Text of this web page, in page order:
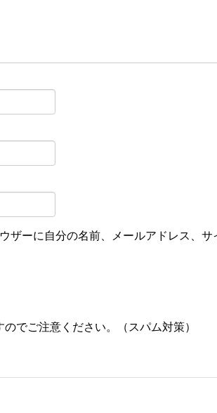
ザーに自分の名前、メールアドレス、サ
でご注意ください。（スパム対策）